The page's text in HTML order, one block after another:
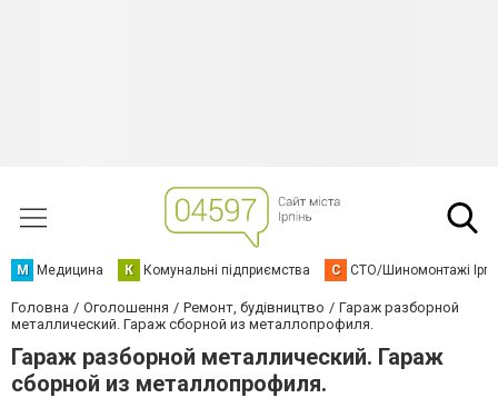
М Медицина К Комунальні підприємства С СТО/Шиномонтажі
Головна Оголошення Ремонт, будівництво
Гараж разборной
металлический. Гараж сборной из металлопрофиля.
Гараж разборной металлический. Гараж
сборной из металлопрофиля.